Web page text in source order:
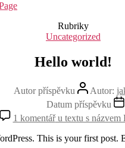
Rubriky
Uncategorized
Hello world!
Autor příspěvku Autor:
Datum příspěvku
1 komentářu textu s názvem
This is your first post.